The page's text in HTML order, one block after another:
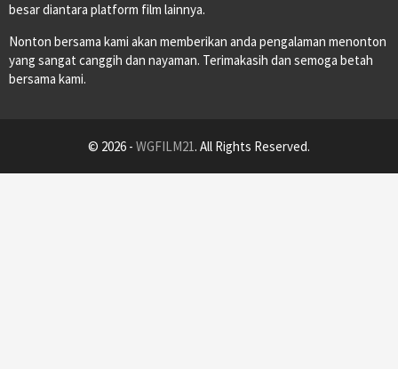
besar diantara platform film lainnya.
Nonton bersama kami akan memberikan anda pengalaman menonton
yang sangat canggih dan nayaman. Terimakasih dan semoga betah
bersama kami.
© 2026 - WGFILM21. All Rights Reserved.